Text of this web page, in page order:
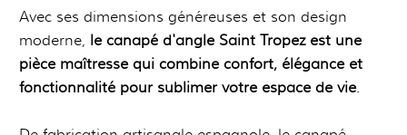
Avec ses dimensions généreuses et son design
moderne, le canapé d'angle Saint Tropez est une
pièce maîtresse qui combine confort, élégance et
fonctionnalité pour sublimer votre espace de vie.